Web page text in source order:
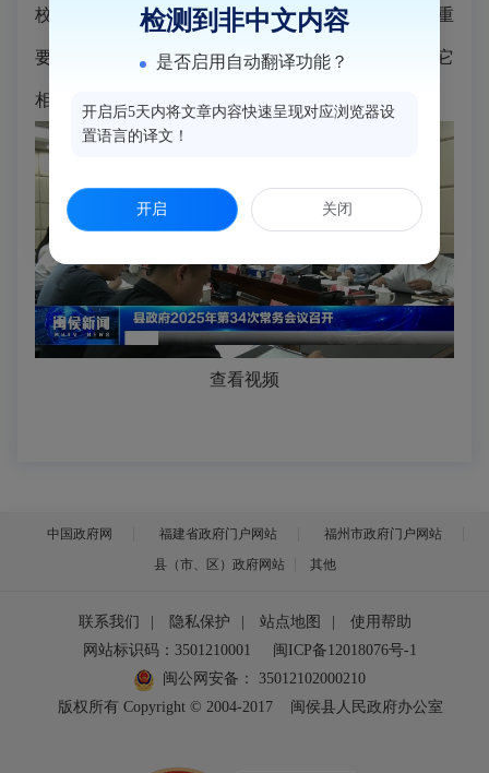
校（行政学院 ）工作作出的重要指示等近期重要讲话重
要指示精神 ，研究县政府初步贯彻意见。并研究了其它
相关事宜。（陈何畏 林鑫/报道）
查看视频
中国政府网 福建省政府门户网站
福州市政府门户网站
县（市、区）政府网站
其他
联系我们 隐私保护 站点地图
使用帮助
网站标识码：3501210001
闽ICP备12018076号-1
闽公网安备：
35012102000210
版权所有 Copyright © 2004-2017
闽侯县人民政府办公室
检测到非中文内容
是否启用自动翻译功能？
开启后5天内将文章内容快速呈现对应浏览器设
置语言的译文！
开启 关闭